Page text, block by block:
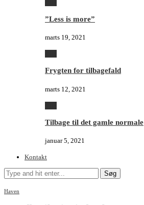
”Less is more”
marts 19, 2021
Frygten for tilbagefald
marts 12, 2021
Tilbage til det gamle normale
januar 5, 2021
Kontakt
Søg
Haven